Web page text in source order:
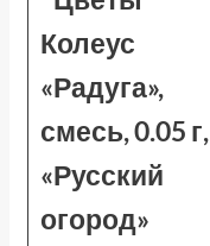
Колеус
«Радуга»,
смесь, 0.05 г,
«Русский
огород»